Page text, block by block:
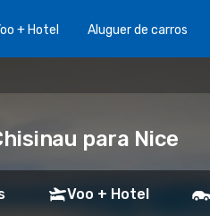
+ Hotel Aluguer de carros
para Nice
Voo + Hotel